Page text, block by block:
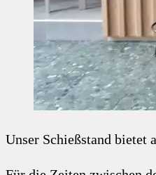
Unser Schießstand